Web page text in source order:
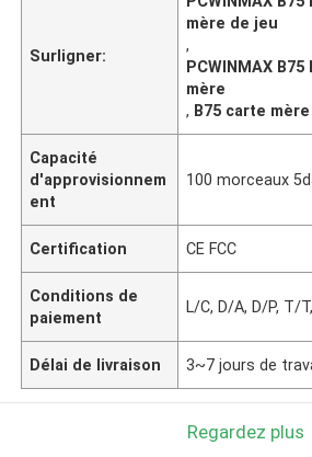
Surligner:
mère de jeu
,
PCWINMAX
mère
, B75 carte
Capacité
d'approvisionnem
ent
100 morceaux
Certification CE FCC
Conditions de
paiement
L/C, D/A, D/P, T/
Délai de livraison 3~7 jours de
Regardez plus